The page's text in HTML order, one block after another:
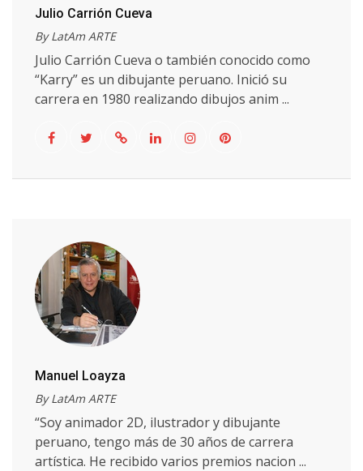
Julio Carrión Cueva
By LatAm ARTE
Julio Carrión Cueva o también conocido como
“Karry” es un dibujante peruano. Inició su
carrera en 1980 realizando dibujos anim ...
Manuel Loayza
By LatAm ARTE
“Soy animador 2D, ilustrador y dibujante
peruano, tengo más de 30 años de carrera
artística. He recibido varios premios nacion ...